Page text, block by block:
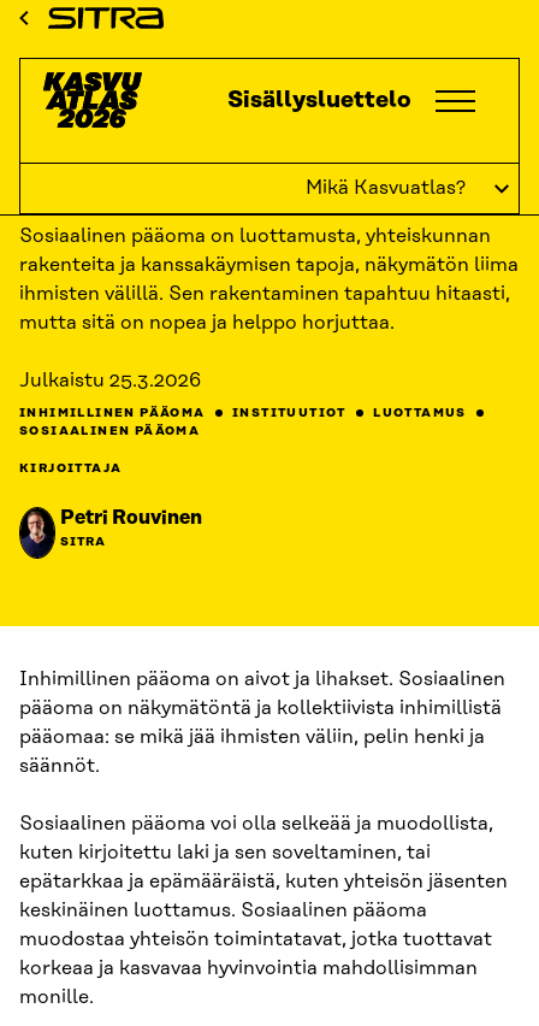
Siirry
sisältöön
Sitra
Kasvuatlas
Mikä Kasvuatlas?
Sisällysluettelo
ETUSIVU KASVUATLAS
Näkymätön liima ja voiteluaine
Sosiaalinen pääoma on luottamusta, yhteiskunnan
rakenteita ja kanssakäymisen tapoja, näkymätön liima
ihmisten välillä. Sen rakentaminen tapahtuu hitaasti,
mutta sitä on nopea ja helppo horjuttaa.
Julkaistu 25.3.2026
INHIMILLINEN PÄÄOMA INSTITUUTIOT
LUOTTAMUS
SOSIAALINEN PÄÄOMA
KIRJOITTAJA
Petri Rouvinen
SITRA
Inhimillinen pääoma on aivot ja lihakset. Sosiaalinen
pääoma on näkymätöntä ja kollektiivista inhimillistä
pääomaa: se mikä jää ihmisten väliin, pelin henki ja
säännöt.
Sosiaalinen pääoma voi olla selkeää ja muodollista,
kuten kirjoitettu laki ja sen soveltaminen, tai
epätarkkaa ja epämääräistä, kuten yhteisön jäsenten
keskinäinen luottamus. Sosiaalinen pääoma
muodostaa yhteisön toimintatavat, jotka tuottavat
korkeaa ja kasvavaa hyvinvointia mahdollisimman
monille.